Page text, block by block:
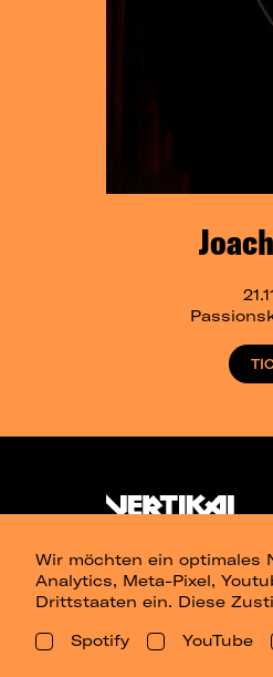
Wir möchten ein optimales
Analytics, Meta-Pixel,
Drittstaaten ein. Diese
Spotify
YouTube